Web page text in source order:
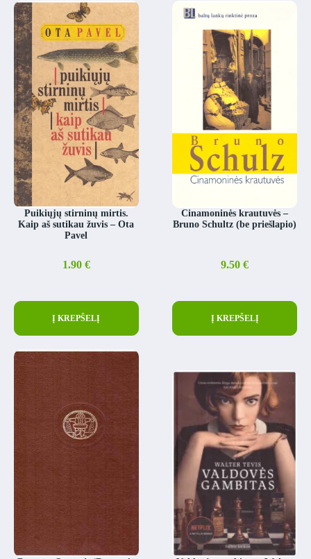
Puikiųjų stirninų mirtis.
Kaip aš sutikau žuvis – Ota
Pavel
1.90 €
Į KREPŠELĮ
Cinamoninės krautuvės –
Bruno Schultz (be priešlapio)
9.50€
Į KREPŠELĮ